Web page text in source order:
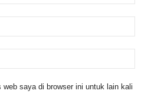
saya di browser ini untuk lain kali